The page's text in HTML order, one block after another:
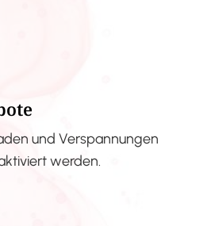
und Verspannungen
werden.